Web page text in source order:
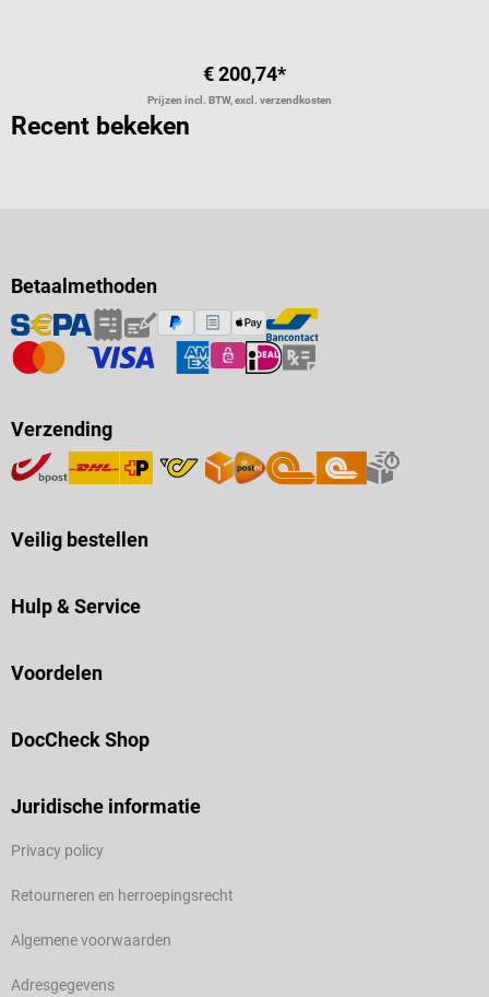
€ 200,74*
Prijzen incl. BTW, excl. verzendkosten
Recent bekeken
Betaalmethoden
Verzending
Veilig bestellen
Hulp & Service
Voordelen
DocCheck Shop
Juridische informatie
Privacy policy
Retourneren en herroepingsrecht
Algemene voorwaarden
Adresgegevens